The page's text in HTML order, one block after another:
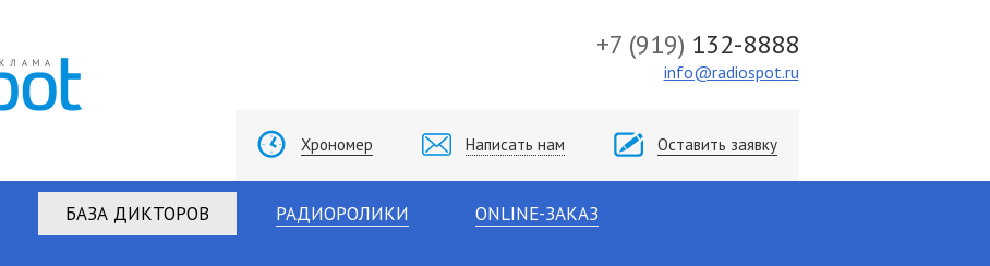
+7 (919) 132-8888
info@radiospot.ru
Хрономер Написать нам Оставить заявку
БАЗА ДИКТОРОВ РАДИОРОЛИКИ
ONLINE-ЗАКАЗ